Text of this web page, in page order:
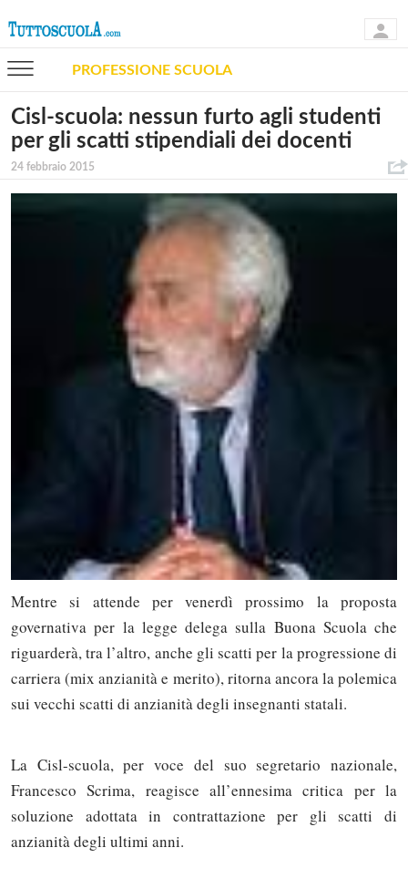
PROFESSIONE SCUOLA
Cisl-scuola: nessun furto agli studenti
per gli scatti stipendiali dei docenti
24 febbraio 2015
Mentre si attende per venerdì prossimo la proposta
governativa per la legge delega sulla Buona Scuola che
riguarderà, tra l’altro, anche gli scatti per la progressione di
carriera (mix anzianità e merito), ritorna ancora la polemica
sui vecchi scatti di anzianità degli insegnanti statali.
La Cisl-scuola, per voce del suo segretario nazionale,
Francesco Scrima, reagisce all’ennesima critica per la
soluzione adottata in contrattazione per gli scatti di
anzianità degli ultimi anni.